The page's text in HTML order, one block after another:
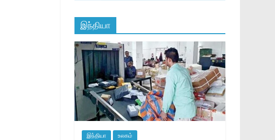
இந்தியா
இந்தியா உலகம்